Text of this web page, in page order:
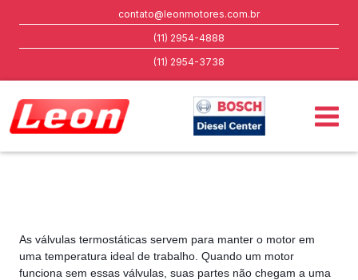
contato@leonmotores.com.br
(11) 2954-4888
(11) 2954-3738
As válvulas termostáticas servem para manter o motor em
uma temperatura ideal de trabalho. Quando um motor
funciona sem essas válvulas, suas partes não chegam a uma